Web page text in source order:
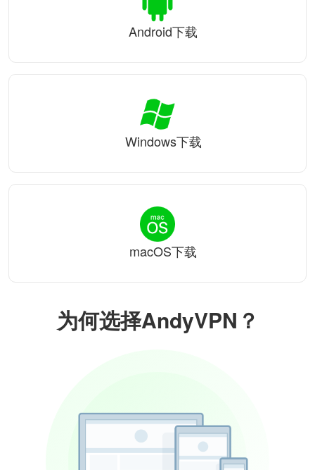
为何选择AndyVPN？
Android下载
Windows下载
macOS下载